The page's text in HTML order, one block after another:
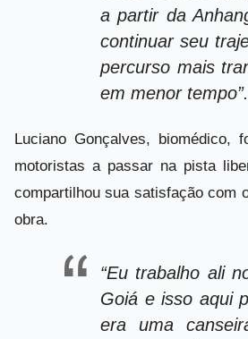
a partir da
continuar seu
percurso mais
em menor tempo”.
Luciano Gonçalves, biomédico,
motoristas a passar na pista
compartilhou sua satisfação com
obra.
“Eu trabalho ali
Goiá e isso aqui
era uma